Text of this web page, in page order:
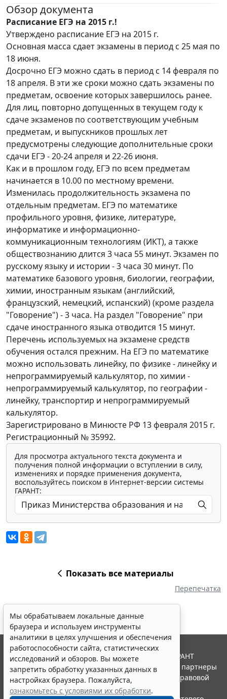
Обзор документа
Расписание ЕГЭ на 2015 г.!
Утверждено расписание ЕГЭ на 2015 г.
Основная масса сдает экзамены в период с 25 мая по
18 июня.
Досрочно ЕГЭ можно сдать в период с 14 февраля по
18 апреля. В эти же сроки можно сдать экзамены по
предметам, освоение которых завершилось ранее.
Для лиц, повторно допущенных в текущем году к
сдаче экзаменов по соответствующим учебным
предметам, и выпускников прошлых лет
предусмотрены следующие дополнительные сроки
сдачи ЕГЭ - 20-24 апреля и 22-26 июня.
Как и в прошлом году, ЕГЭ по всем предметам
начинается в 10.00 по местному времени.
Изменилась продолжительность экзамена по
отдельным предметам. ЕГЭ по математике
профильного уровня, физике, литературе,
информатике и информационно-
коммуникационным технологиям (ИКТ), а также
обществознанию длится 3 часа 55 минут. Экзамен по
русскому языку и истории - 3 часа 30 минут. По
математике базового уровня, биологии, географии,
химии, иностранным языкам (английский,
французский, немецкий, испанский) (кроме раздела
"Говорение") - 3 часа. На раздел "Говорение" при
сдаче иностранного языка отводится 15 минут.
Перечень используемых на экзамене средств
обучения остался прежним. На ЕГЭ по математике
можно использовать линейку, по физике - линейку и
непрограммируемый калькулятор, по химии -
непрограммируемый калькулятор, по географии -
линейку, транспортир и непрограммируемый
калькулятор.
Зарегистрировано в Минюсте РФ 13 февраля 2015 г.
Регистрационный № 35992.
Для просмотра актуального текста документа и
получения полной информации о вступлении в силу,
изменениях и порядке применения документа,
воспользуйтесь поиском в Интернет-версии системы
ГАРАНТ:
Показать все материалы
Перепечатка
Мы обрабатываем локальные данные
браузера и используем инструменты
аналитики в целях улучшения и обеспечения
работоспособности сайта, статистических
исследований и обзоров. Вы можете
запретить обработку указанных данных в
настройках браузера. Пожалуйста,
ознакомьтесь с условиями их обработки.
© ООО "НПП "ГАРАНТ-СЕРВИС", 2026. Система ГАРАНТ
выпускается с 1990 года. Компания "Гарант" и ее партнеры
являются участниками Российской ассоциации правовой
информации ГАРАНТ.